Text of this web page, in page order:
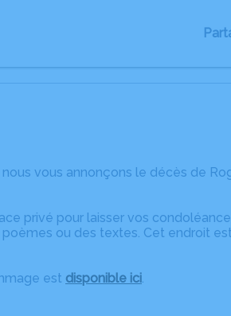
vous annonçons le décès de
privé pour laisser vos
ou des textes. Cet endroit
est disponible ici.